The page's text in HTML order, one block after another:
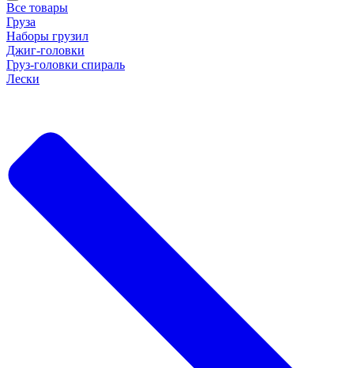
Все товары
Груза
Наборы грузил
Джиг-головки
Груз-головки спираль
Лески